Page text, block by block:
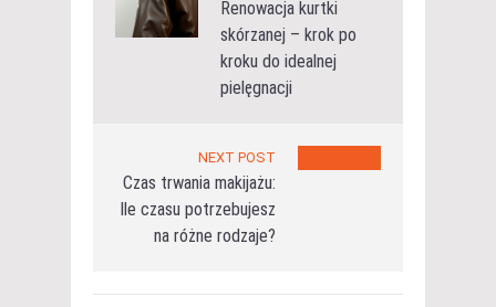
Renowacja kurtki
skórzanej – krok po
kroku do idealnej
pielęgnacji
NEXT POST
Czas trwania makijażu:
Ile czasu potrzebujesz
na różne rodzaje?